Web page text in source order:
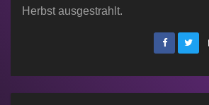
Herbst ausgestrahlt.